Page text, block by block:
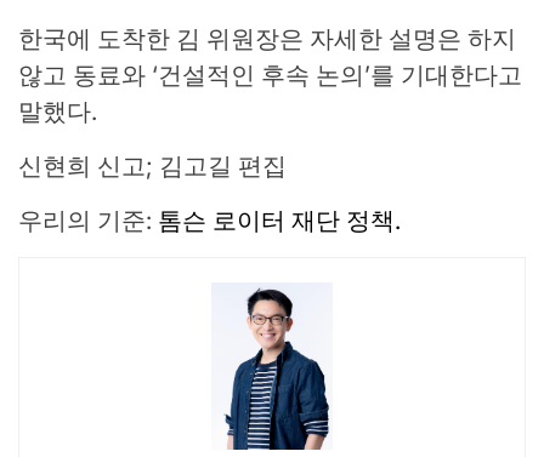
한국에 도착한 김 위원장은 자세한 설명은 하지
않고 동료와 ‘건설적인 후속 논의’를 기대한다고
말했다.
신현희 신고; 김고길 편집
우리의 기준: 톰슨 로이터 재단 정책.